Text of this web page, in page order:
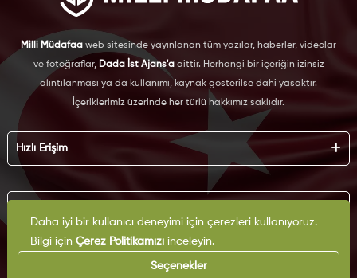
Milli Müdafaa web sitesinde yayınlanan tüm yazılar, haberler, videolar
ve fotoğraflar, Dada İst Ajans'aaittir. Herhangi bir içeriğin izinsiz
alıntılanması ya da kullanımı, kaynak gösterilse dahi yasaktır.
İçeriklerimiz üzerinde her türlü hakkımız saklıdır.
Hızlı Erişim
Künye
Reklam
İş Birliği
Arşiv
İletişim
KVKK
Çerez Politikası
Daha iyi bir kullanıcı deneyimi için çerezleri kullanıyoruz.
Bilgi için Çerez Politikamızıinceleyin.
Seçenekler